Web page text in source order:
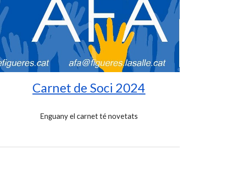
Carnet de Soci 2024
Enguanyel carnet té novetats